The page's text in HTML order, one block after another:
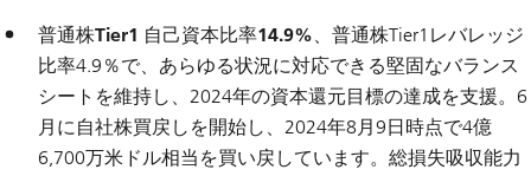
普通株Tier1 自己資本比率14.9%、 普通株Tier1レバレッジ
比率4.9％で、 あらゆる状況に対応できる堅固なバランス
シートを維持し 、2024年の資本還元目標の達成を支援。6
月に自社株買戻しを開始し、2024年8月9日時点で4億
6,700万米ドル相当を買い戻しています。総損失吸収能力